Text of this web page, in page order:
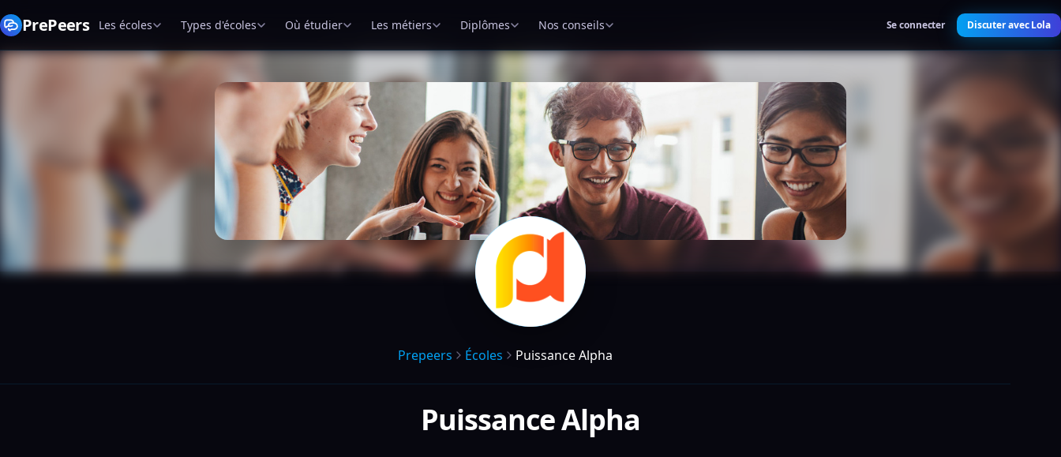
PrePeers Les écoles Types d'écoles Où étudier Les métiers Diplômes Nos conseils Se connecter Discuter avec Lola
Prepeers Écoles Puissance Alpha
Puissance Alpha